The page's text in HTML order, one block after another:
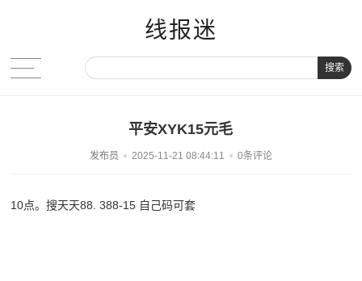
线报迷
搜索
平安XYK15元毛
发布员 2025-11-21 08:44:11 0条评论
10点。搜天天88. 388-15 自己码可套